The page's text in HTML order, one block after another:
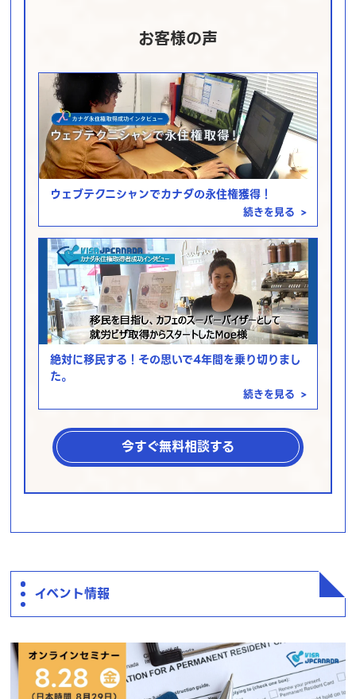
お客様の声
ウェブテクニシャンでカナダの永住権獲得！
続きを見る >
絶対に移民する！その思いで4年間を乗り切りまし
た。
続きを見る >
今すぐ無料相談する
イベント情報